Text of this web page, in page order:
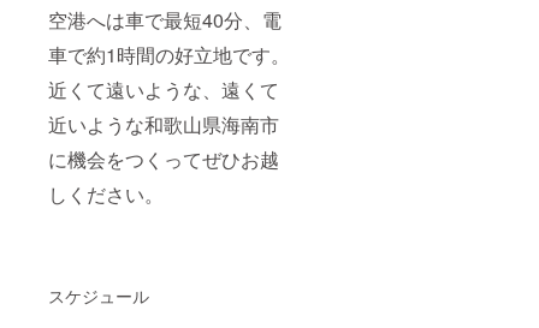
空港へは車で最短40分、電
車で約1時間の好立地です。
近くて遠いような、遠くて
近いような和歌山県海南市
に機会をつくってぜひお越
しください。
スケジュール